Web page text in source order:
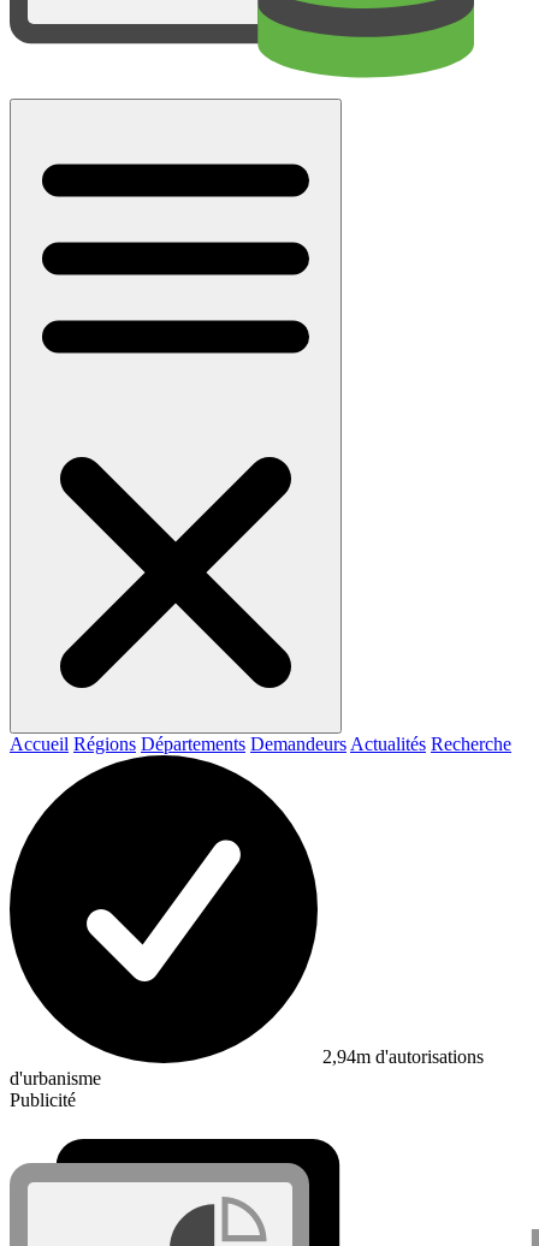
Accueil Régions Départements Demandeurs Actualités Recherche
2,94m d'autorisations
d'urbanisme
Publicité